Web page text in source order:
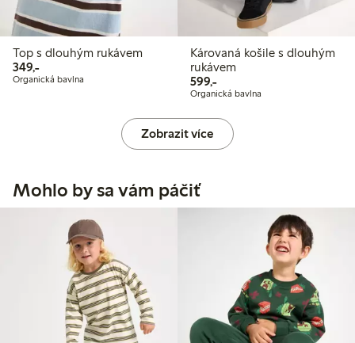
Top s dlouhým rukávem
349,-349,00 Kč
Organická bavlna
Károvaná košile s dlouhým
rukávem
599,-599,00 Kč
Organická bavlna
Zobrazit více
Mohlo by sa vám páčiť